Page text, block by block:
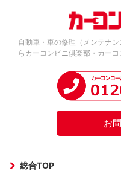
自動車・車の修理（メンテナ
らカーコンビニ倶楽部・カー
お
総合TOP